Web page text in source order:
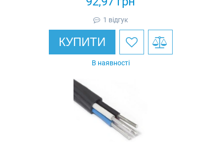
1 відгук
КУПИТИ
В наявності